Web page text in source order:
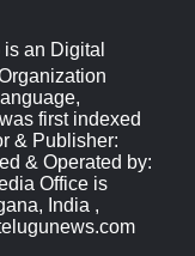
an Digital
first indexed
& Publisher:
& Operated by:
Office is
India ,